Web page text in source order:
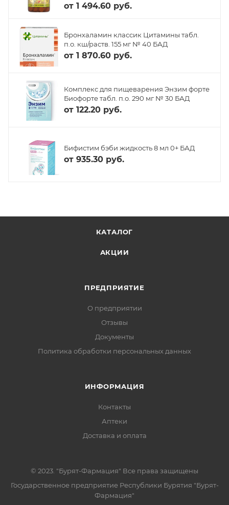
от 1 494.60 руб.
Бронхаламин классик Цитамины табл.
п.о. кш/раств. 155 мг № 40 БАД
от 1 870.60 руб.
Комплекс для пищеварения Энзим форте
Биофорте табл. п.о. 290 мг № 30 БАД
от 122.20 руб.
Бифистим бэби жидкость 8 мл 0+ БАД
от 935.30 руб.
КАТАЛОГ
АКЦИИ
ПРЕДПРИЯТИЕ
О предприятии
Отзывы
Документы
Политика обработки персональных данных
ИНФОРМАЦИЯ
Контакты
Аптеки
Доставка и оплата
© 2023. "Бурят-Фармация" Все права защищены
Государственное предприятие Республики Бурятия "Бурят-
Фармация"